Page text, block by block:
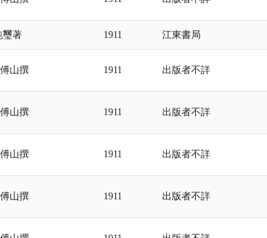
璽著 1911 江東書局
山撰 1911 出版者不詳
山撰 1911 出版者不詳
山撰 1911 出版者不詳
山撰 1911 出版者不詳